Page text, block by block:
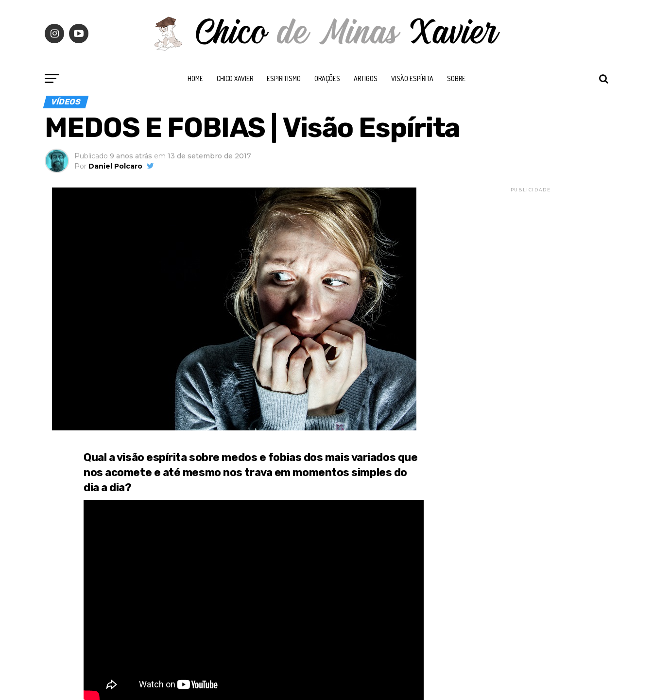
HOME CHICO XAVIER ESPIRITISMO ORAÇÕES ARTIGOS VISÃO ESPÍRITA SOBRE
VÍDEOS
MEDOS E FOBIAS | Visão Espírita
Publicado 9 anos atrás em 13 de setembro de 2017
Por Daniel Polcaro
Qual a visão espírita sobre medos e fobias dos mais variados que
nos acomete e até mesmo nos trava em momentos simples do
dia a dia?
PUBLICIDADE